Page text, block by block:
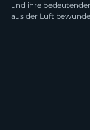
und ihre
aus der Luft